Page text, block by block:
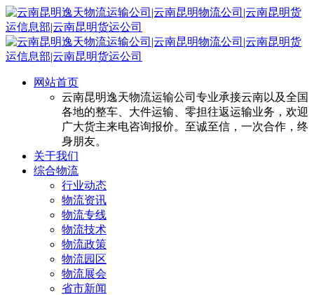
网站首页
云南昆明逸天物流运输公司专业承接云南以及全国
各地的整车、大件运输、零担往返运输业务，欢迎
广大货主来电咨询报价。至诚至信，一次合作，终
身朋友。
关于我们
综合物流
行业动态
物流资讯
物流专线
物流技术
物流政策
物流园区
物流展会
省市新闻